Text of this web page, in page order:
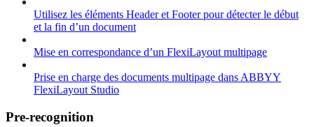
Utilisez les éléments Header et Footer pour détecter le début
et la fin d’un document
Mise en correspondance d’un FlexiLayout multipage
Prise en charge des documents multipage dans ABBYY
FlexiLayout Studio
Pre-recognition